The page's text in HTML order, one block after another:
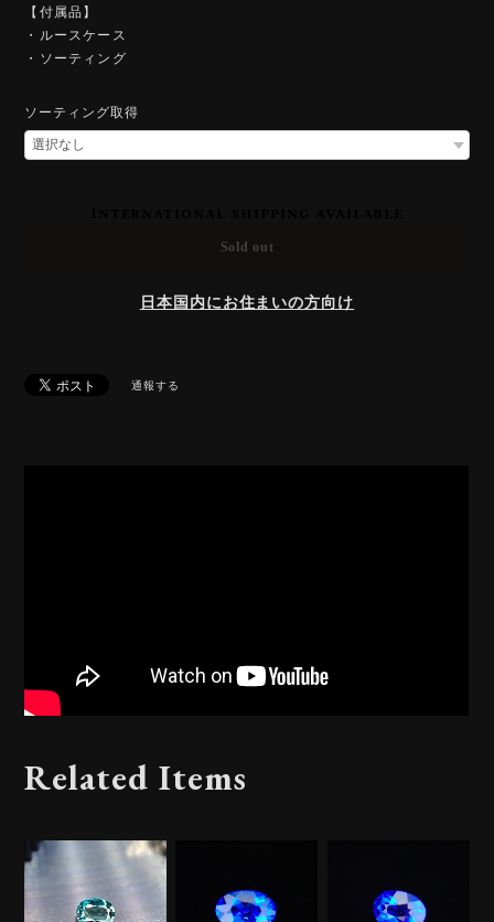
【付属品】
・ルースケース
・ソーティング
ソーティング取得
Sold out
日本国内にお住まいの方向け
通報する
Related Items